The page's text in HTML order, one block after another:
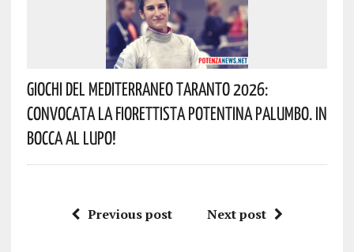
Giochi Del Mediterraneo Taranto 2026:
Convocata La Fiorettista Potentina Palumbo. In
Bocca Al Lupo!
Previous post Next post